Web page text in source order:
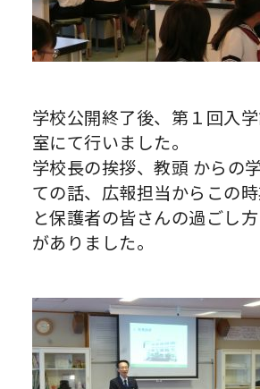
学校公開終了後、第１回入
室にて行いました。
学校長の挨拶、教頭 からの
ての話、広報担当からこの
と保護者の皆さんの過ごし
がありました。